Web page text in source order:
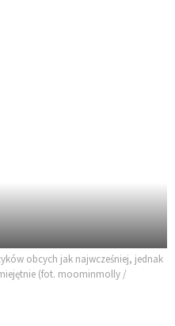
obcych jak najwcześniej, jednak
(fot. moominmolly /